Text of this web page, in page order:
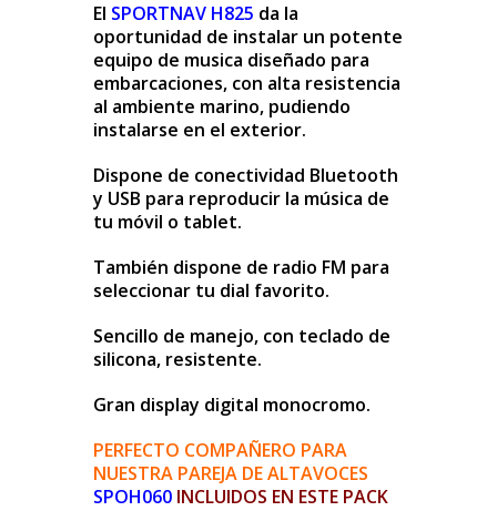
El SPORTNAV H825 da la
oportunidad de instalar un potente
equipo de musica diseñado para
embarcaciones, con alta resistencia
al ambiente marino, pudiendo
instalarse en el exterior.
Dispone de conectividad Bluetooth
y USB para reproducir la música de
tu móvil o tablet.
También dispone de radio FM para
seleccionar tu dial favorito.
Sencillo de manejo, con teclado de
silicona, resistente.
Gran display digital monocromo.
PERFECTO COMPAÑERO PARA
NUESTRA PAREJA DE ALTAVOCES
SPOH060 INCLUIDOS EN ESTE PACK